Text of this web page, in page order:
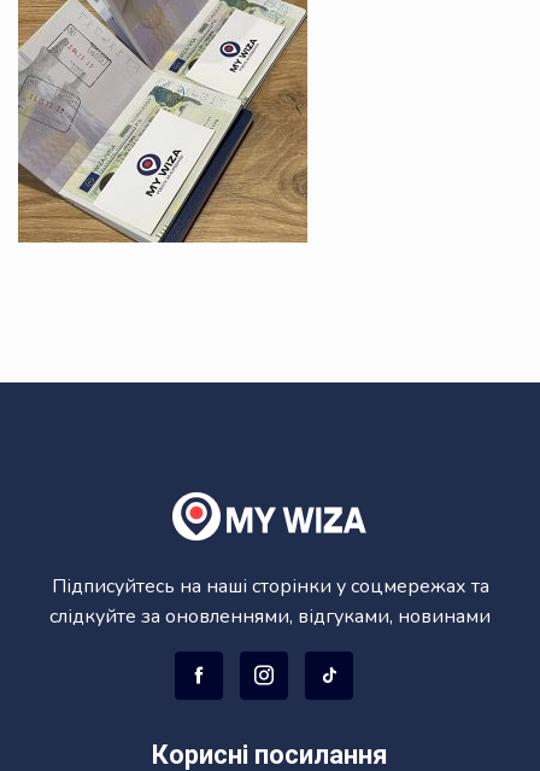
Підписуйтесь на наші сторінки у соцмережах та
слідкуйте за оновленнями, відгуками, новинами
Корисні посилання